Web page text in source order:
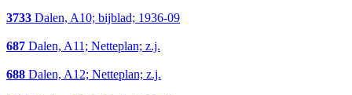
3733 Dalen, A10; bijblad; 1936-09
687 Dalen, A11; Netteplan; z.j.
688 Dalen, A12; Netteplan; z.j.